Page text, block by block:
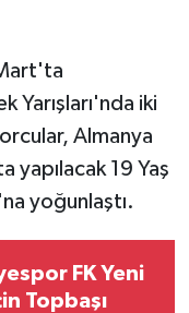
Yarışları'nda iki
Almanya
yapılacak 19 Yaş
yoğunlaştı.
FK Yeni
Topbaşı